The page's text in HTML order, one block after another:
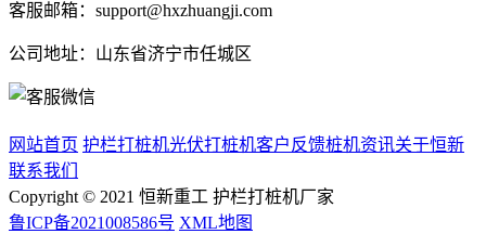
客服邮箱：support@hxzhuangji.com
公司地址：山东省济宁市任城区
网站首页 护栏打桩机光伏打桩机客户反馈桩机资讯关于恒新
联系我们
Copyright © 2021 恒新重工 护栏打桩机厂家
鲁ICP备2021008586号 XML地图